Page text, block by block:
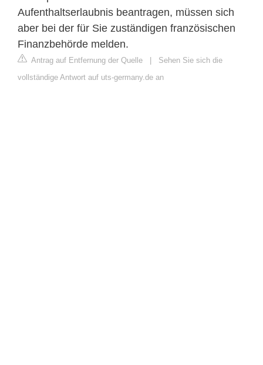
Aufenthaltserlaubnis beantragen, müssen sich
aber bei der für Sie zuständigen französischen
Finanzbehörde melden.
Antrag auf Entfernung der Quelle | Sehen Sie sich die
vollständige Antwort auf uts-germany.de an